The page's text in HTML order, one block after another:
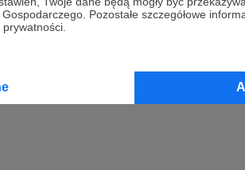
Pozostałe szczegółowe